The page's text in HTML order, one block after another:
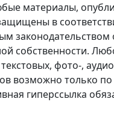
материалы,
в
законодательством
собственности.
фото-,
возможно только по
гиперссылка